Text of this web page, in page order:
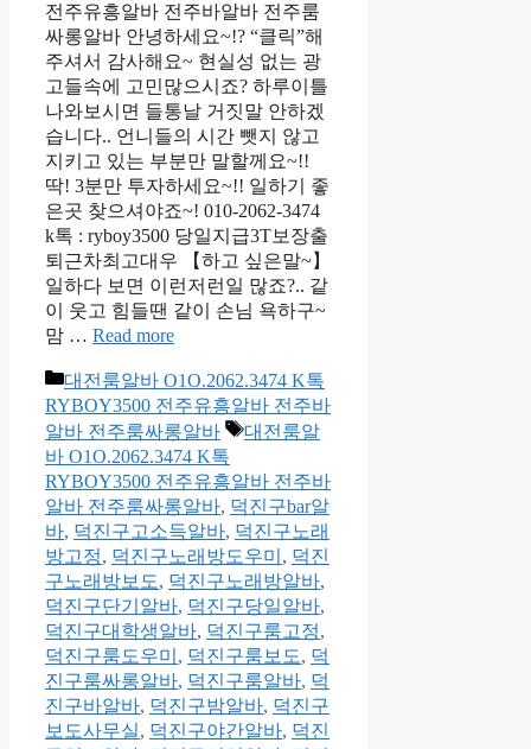
전주유흥알바 전주바알바 전주룸
싸롱알바 안녕하세요~!? “클릭”해
주셔서 감사해요~ 현실성 없는 광
고들속에 고민많으시죠? 하루이틀
나와보시면 들통날 거짓말 안하겠
습니다.. 언니들의 시간 뺏지 않고
지키고 있는 부분만 말할께요~!!
딱! 3분만 투자하세요~!! 일하기 좋
은곳 찾으셔야죠~! 010-2062-3474
k톡 : ryboy3500 당일지급3T보장출
퇴근차최고대우 【하고 싶은말~】
일하다 보면 이런저런일 많죠?.. 같
이 웃고 힘들땐 같이 손님 욕하구~
맘 … Read more
카
테
고
리
대전룸알바 O1O.2062.3474 K톡
RYBOY3500 전주유흥알바 전주바
알바 전주룸싸롱알바
태
대전룸알
바 O1O.2062.3474 K톡
RYBOY3500 전주유흥알바 전주바
알바 전주룸싸롱알바, 덕진구bar알
바, 덕진구고소득알바, 덕진구노래
방고정, 덕진구노래방도우미 , 덕진
구노래방보도, 덕진구노래방알바,
덕진구단기알바, 덕진구당일알바,
덕진구대학생알바, 덕진구룸고정,
덕진구룸도우미 , 덕진구룸보도, 덕
진구룸싸롱알바, 덕진구룸알바, 덕
진구바알바, 덕진구밤알바, 덕진구
보도사무실, 덕진구야간알바, 덕진